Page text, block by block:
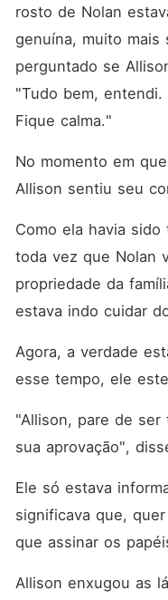
rosto de Nolan
genuína, muito mais
perguntado se
"Tudo bem, entendi.
Fique calma."
No momento em
Allison sentiu seu
Como ela havia
toda vez que Nolan
propriedade da
estava indo cuidar
Agora, a verdade
esse tempo, ele
"Allison, pare de
sua aprovação",
Ele só estava
significava que,
que assinar os
Allison enxugou as